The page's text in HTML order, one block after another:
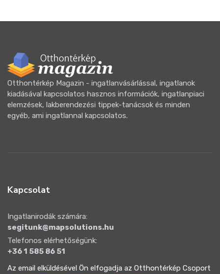
Otthontérkép Magazin - ingatlanvásárlással, ingatlanok
kiadásával kapcsolatos hasznos információk, ingatlanpiaci
elemzések, lakberendezési tippek-tanácsok és minden
egyéb, ami ingatlannal kapcsolatos.
Kapcsolat
Ingatlanirodák számára:
segitunk@mapsolutions.hu
Telefonos elérhetőségünk:
+36 1 585 86 51
Az email elküldésével Ön elfogadja az Otthontérkép Csoport